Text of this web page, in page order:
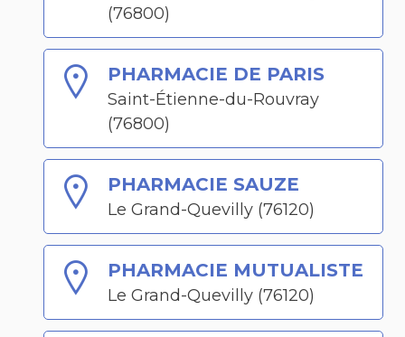
(76800)
PHARMACIE DE PARIS
Saint-Étienne-du-Rouvray
(76800)
PHARMACIE SAUZE
Le Grand-Quevilly (76120)
PHARMACIE MUTUALISTE
Le Grand-Quevilly (76120)